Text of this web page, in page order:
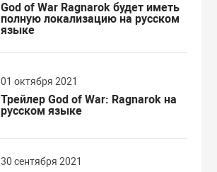
God of War Ragnarok будет иметь
полную локализацию на русском
языке
01 октября 2021
Трейлер God of War: Ragnarok на
русском языке
30 сентября 2021